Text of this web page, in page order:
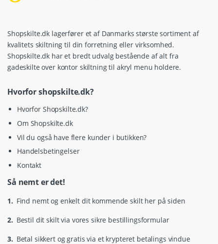
Shopskilte.dk lagerfører et af Danmarks største sortiment af
kvalitets skiltning til din forretning eller virksomhed.
Shopskilte.dk har et bredt udvalg bestående af alt fra
gadeskilte over kontor skiltning til akryl menu holdere.
Hvorfor shopskilte.dk?
Hvorfor Shopskilte.dk?
Om Shopskilte.dk
Vil du også have flere kunder i butikken?
Handelsbetingelser
Kontakt
Så nemt er det!
1. Find nemt og enkelt dit kommende skilt her på siden
2. Bestil dit skilt via vores sikre bestillingsformular
3. Betal sikkert og gratis via et krypteret betalings vindue